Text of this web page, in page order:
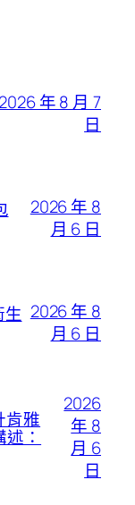
2026 年 8 月 7
日
2026 年 8
月 6 日
生 2026 年 8
月 6 日
肯雅
：
2026
年 8
月 6
日